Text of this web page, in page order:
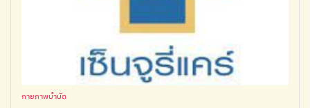
กายภาพบำบัด